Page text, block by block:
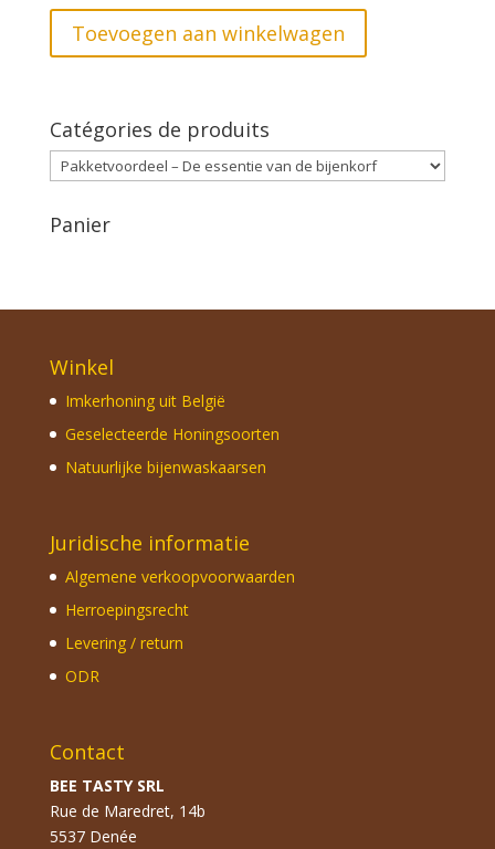
was:
€24,00.
is:
€20,67.
Toevoegen aan winkelwagen
Catégories de produits
Panier
Winkel
Imkerhoning uit België
Geselecteerde Honingsoorten
Natuurlijke bijenwaskaarsen
Juridische informatie
Algemene verkoopvoorwaarden
Herroepingsrecht
Levering / return
ODR
Contact
BEE TASTY SRL
Rue de Maredret, 14b
5537 Denée